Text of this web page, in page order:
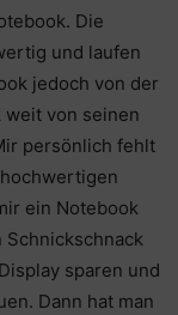
Die
und laufen
jedoch von der
weit von seinen
persönlich fehlt
ein Notebook
Schnickschnack
sparen und
Dann hat man